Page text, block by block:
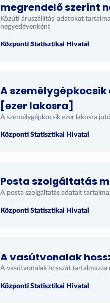
megrendelő szerint
Közúti áruszállítási adatokat
negyedévenként
Központi Statisztikai Hivatal
A
[ezer lakosra]
A személygépkocsik ezer lakosra
Központi Statisztikai Hivatal
Posta szolgáltatás
A posta szolgáltatás adatait
Központi Statisztikai Hivatal
A vasútvonalak
A vasútvonalak hosszát tartalmazza
Központi Statisztikai Hivatal